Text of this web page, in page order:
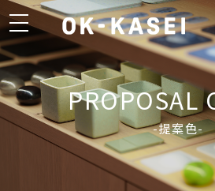
toggle
navigation
PROPOSAL
-提案色-